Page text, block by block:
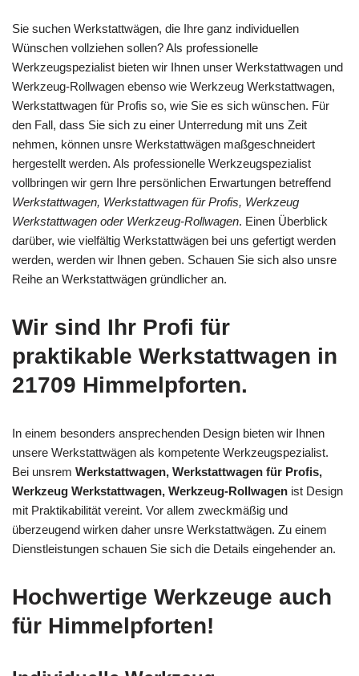
Sie suchen Werkstattwägen, die Ihre ganz individuellen
Wünschen vollziehen sollen? Als professionelle
Werkzeugspezialist bieten wir Ihnen unser Werkstattwagen und
Werkzeug-Rollwagen ebenso wie Werkzeug Werkstattwagen,
Werkstattwagen für Profis so, wie Sie es sich wünschen. Für
den Fall, dass Sie sich zu einer Unterredung mit uns Zeit
nehmen, können unsre Werkstattwägen maßgeschneidert
hergestellt werden. Als professionelle Werkzeugspezialist
vollbringen wir gern Ihre persönlichen Erwartungen betreffend
Werkstattwagen, Werkstattwagen für Profis, Werkzeug
Werkstattwagen oder Werkzeug-Rollwagen. Einen Überblick
darüber, wie vielfältig Werkstattwägen bei uns gefertigt werden
werden, werden wir Ihnen geben. Schauen Sie sich also unsre
Reihe an Werkstattwägen gründlicher an.
Wir sind Ihr Profi für
praktikable Werkstattwagen in
21709 Himmelpforten.
In einem besonders ansprechenden Design bieten wir Ihnen
unsere Werkstattwägen als kompetente Werkzeugspezialist.
Bei unsrem Werkstattwagen, Werkstattwagen für Profis,
Werkzeug Werkstattwagen, Werkzeug-Rollwagen ist Design
mit Praktikabilität vereint. Vor allem zweckmäßig und
überzeugend wirken daher unsre Werkstattwägen. Zu einem
Dienstleistungen schauen Sie sich die Details eingehender an.
Hochwertige Werkzeuge auch
für Himmelpforten!